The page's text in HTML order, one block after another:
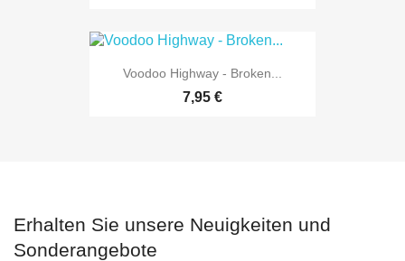
Voodoo Highway - Broken...
7,95 €
Erhalten Sie unsere Neuigkeiten und
Sonderangebote